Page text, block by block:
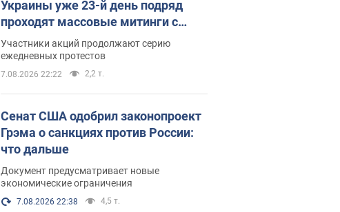
Украины уже 23-й день подряд
проходят массовые митинги с
плакатами. Фото и видео
Участники акций продолжают серию
ежедневных протестов
7.08.2026 22:22 2,2 т.
Сенат США одобрил законопроект
Грэма о санкциях против России:
что дальше
Документ предусматривает новые
экономические ограничения
7.08.2026 22:38 4,5 т.